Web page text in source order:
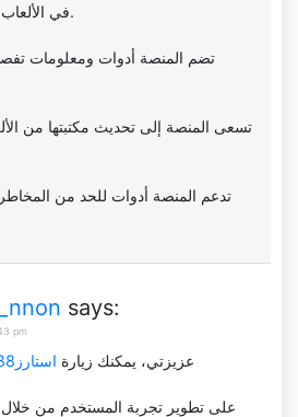
في الألعاب وخيارات مراهنة واسعة.
تضم المنصة أدوات ومعلومات
تسعى المنصة إلى تحديث مكتبتها من
تدعم المنصة أدوات للحد من المخاطر
says:
pm
عزيزتي، يمكنك زيارة استارز888